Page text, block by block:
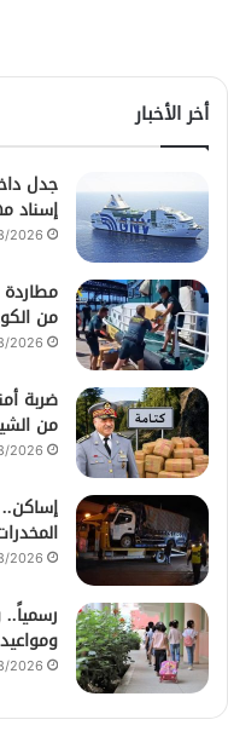
أخر الأخبار
إسناد
2026
من
2026
من
2026
المخدرات ويحجز
2026
رسمياً..
ومواعيد
2026